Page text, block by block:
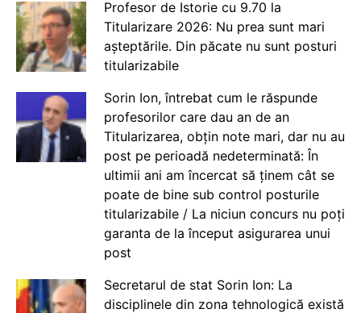
Profesor de Istorie cu 9.70 la
Titularizare 2026: Nu prea sunt mari
așteptările. Din păcate nu sunt posturi
titularizabile
Sorin Ion, întrebat cum le răspunde
profesorilor care dau an de an
Titularizarea, obțin note mari, dar nu au
post pe perioadă nedeterminată: În
ultimii ani am încercat să ținem cât se
poate de bine sub control posturile
titularizabile / La niciun concurs nu poți
garanta de la început asigurarea unui
post
Secretarul de stat Sorin Ion: La
disciplinele din zona tehnologică există